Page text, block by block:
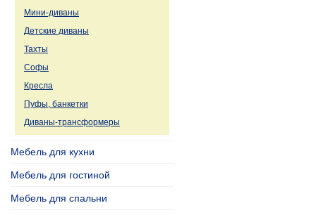
Мини-диваны
Детские диваны
Тахты
Софы
Кресла
Пуфы, банкетки
Диваны-трансформеры
Мебель для кухни
Мебель для гостиной
Мебель для спальни